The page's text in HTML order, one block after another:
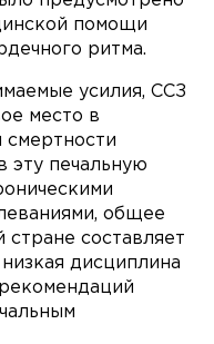
помощи
ритма.
усилия, ССЗ
место в
смертности
эту печальную
общее
составляет
дисциплина